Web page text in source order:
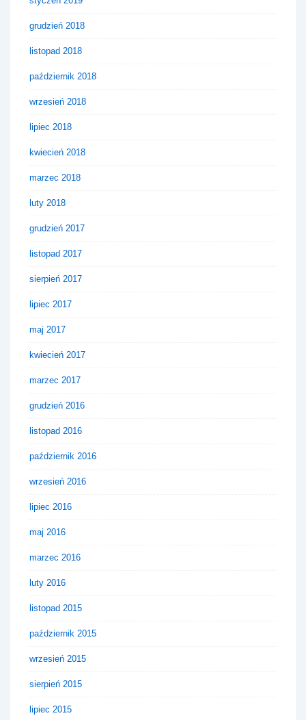
grudzień 2018
listopad 2018
październik 2018
wrzesień 2018
lipiec 2018
kwiecień 2018
marzec 2018
luty 2018
grudzień 2017
listopad 2017
sierpień 2017
lipiec 2017
maj 2017
kwiecień 2017
marzec 2017
grudzień 2016
listopad 2016
październik 2016
wrzesień 2016
lipiec 2016
maj 2016
marzec 2016
luty 2016
listopad 2015
październik 2015
wrzesień 2015
sierpień 2015
lipiec 2015